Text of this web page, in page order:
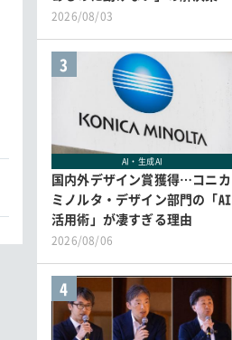
2026/08/03
3
AI・生成AI
国内外デザイン賞獲得…コニカ
ミノルタ・デザイン部門の「AI
活用術」が凄すぎる理由
2026/08/06
4